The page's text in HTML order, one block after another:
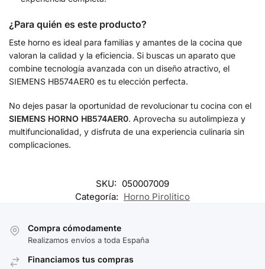
¿Para quién es este producto?
Este horno es ideal para familias y amantes de la cocina que
valoran la calidad y la eficiencia. Si buscas un aparato que
combine tecnología avanzada con un diseño atractivo, el
SIEMENS HB574AER0 es tu elección perfecta.
No dejes pasar la oportunidad de revolucionar tu cocina con el
SIEMENS HORNO HB574AER0. Aprovecha su autolimpieza y
multifuncionalidad, y disfruta de una experiencia culinaria sin
complicaciones.
SKU: 050007009
Categoría: Horno Pirolitico
Compra cómodamente
Realizamos envíos a toda España
Financiamos tus compras